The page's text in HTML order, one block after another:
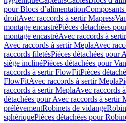
pour Blocs d’alimentationComposants
droitAvec raccords à sertir Mapress
montage encastréPièces détachées
montage encastréAvec raccords à
Avec raccords à sertir MeplaAvec
raccords filetésPièces détachées pour
siège inclinéPièces détachées pour
raccords à sertir FlowFitPièces
FlowFitAvec raccords à sertir Mepla
raccords à sertir MeplaAvec raccords
détachées pour Avec raccords à sertir
prélèvementRobinets de vidange
sphériquePièces détachées pour